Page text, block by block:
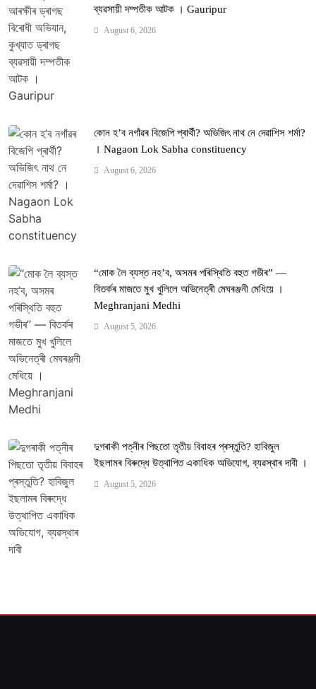
ব্যৱসায়ী দম্পতীক আটক । Gauripur
August 6, 2026
কোন হ’ব নগাঁৱৰ বিজেপি প্ৰাৰ্থী? অভিজিৎ নাথ নে দেৱাশিস শৰ্মা?
। Nagaon Lok Sabha constituency
August 6, 2026
“মোক লৈ ব্যস্ত নহ’ব, অসমৰ পৰিস্থিতি বহুত গভীৰ” —
বিতৰ্কৰ মাজতে মুখ খুলিলে অভিনেত্ৰী মেঘৰঞ্জনী মেধিয়ে ।
Meghranjani Medhi
August 5, 2026
দুগৰাকী পত্নীৰ পিছতো তৃতীয় বিবাহৰ প্ৰস্তুতি? হাবিজুল
ইছলামৰ বিৰুদ্ধে উত্থাপিত একাধিক অভিযোগ, ব্যৱস্থাৰ দাবী ।
August 5, 2026